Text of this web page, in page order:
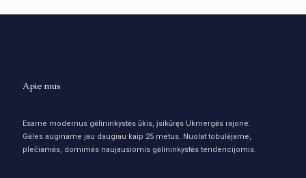
Apie mus
Esame modernus gėlininkystės ūkis, įsikūręs Ukmergės rajone.
Gėles auginame jau daugiau kaip 25 metus. Nuolat tobulėjame,
plečiamės, domimės naujausiomis gėlininkystės tendencijomis.